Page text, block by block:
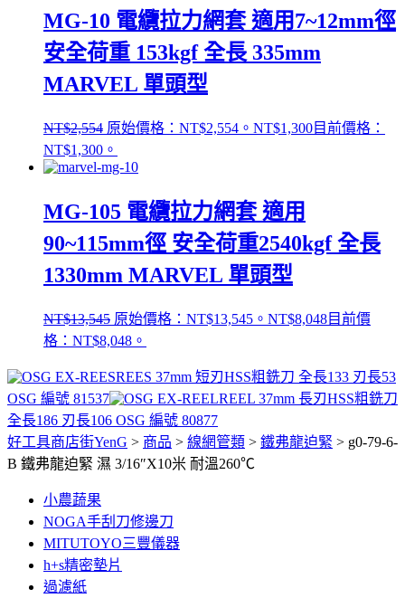
MG-10 電纜拉力網套 適用7~12mm徑
安全荷重 153kgf 全長 335mm
MARVEL 單頭型
NT$2,554 原始價格：NT$2,554。 NT$1,300目前價格：
NT$1,300。
MG-105 電纜拉力網套 適用
90~115mm徑 安全荷重2540kgf 全長
1330mm MARVEL 單頭型
NT$13,545 原始價格：NT$13,545。 NT$8,048目前價
格：NT$8,048。
REES 37mm 短刃HSS粗銑刀 全長133 刃長53
OSG 編號 81537
REEL 37mm 長刃HSS粗銑刀
全長186 刃長106 OSG 編號 80877
好工具商店街YenG > 商品 > 線網管類 > 鐵弗龍迫緊 > g0-79-6-
B 鐵弗龍迫緊 濕 3/16″X10米 耐溫260℃
小農蔬果
NOGA手刮刀修邊刀
MITUTOYO三豐儀器
h+s精密墊片
過濾紙